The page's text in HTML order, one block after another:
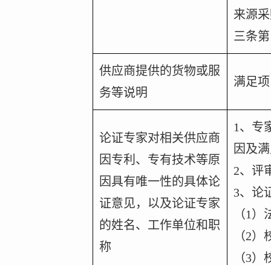
来源
三条
供应商提供的货物或服
务等说明
满足
论证专家对相关供应商
因专利、专有技术等原
因具有唯一性的具体论
证意见，以及论证专家
的姓名、工作单位和职
称
1、专
因及
2、评
3、论
（1
（2
（3